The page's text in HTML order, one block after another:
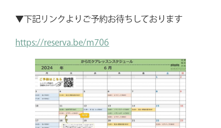
▼下記リンクよりご予約お待ちしております
https://reserva.be/m706